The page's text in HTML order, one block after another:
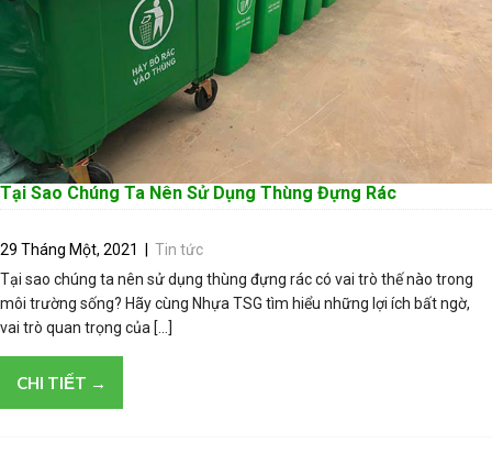
Tại Sao Chúng Ta Nên Sử Dụng Thùng Đựng Rác
29 Tháng Một, 2021
Tin tức
Tại sao chúng ta nên sử dụng thùng đựng rác có vai trò thế nào trong
môi trường sống? Hãy cùng Nhựa TSG tìm hiểu những lợi ích bất ngờ,
vai trò quan trọng của […]
CHI TIẾT →